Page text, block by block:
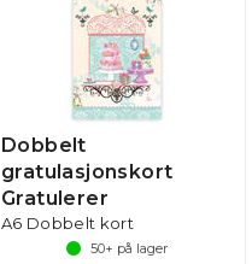
Dobbelt
gratulasjonskort
Gratulerer
A6 Dobbelt kort
50+ på lager